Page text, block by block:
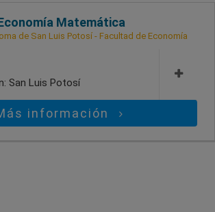
Matemática
de San Luis Potosí - Facultad de Economía
San Luis Potosí
información